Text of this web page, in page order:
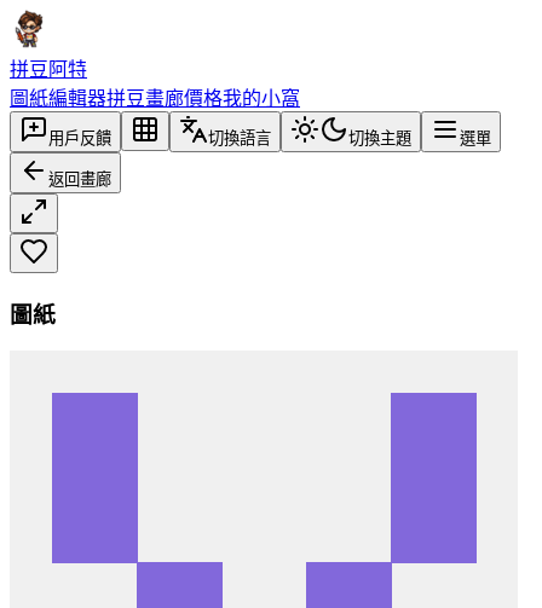
拼豆阿特
圖紙編輯器拼豆畫廊價格我的小窩
用戶反饋 切換語言 切換主題 選單
返回畫廊
圖紙